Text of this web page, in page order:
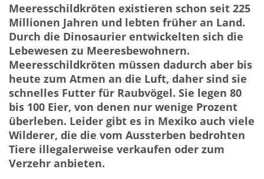
Meeresschildkröten existieren schon seit 225
Millionen Jahren und lebten früher an Land.
Durch die Dinosaurier entwickelten sich die
Lebewesen zu Meeresbewohnern.
Meeresschildkröten müssen dadurch aber bis
heute zum Atmen an die Luft, daher sind sie
schnelles Futter für Raubvögel. Sie legen 80
bis 100 Eier, von denen nur wenige Prozent
überleben. Leider gibt es in Mexiko auch viele
Wilderer, die die vom Aussterben bedrohten
Tiere illegalerweise verkaufen oder zum
Verzehr anbieten.